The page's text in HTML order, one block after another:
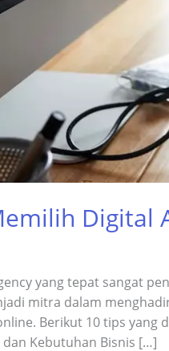
Digital
yang tepat sangat
mitra dalam
Berikut 10 tips yang
Kebutuhan Bisnis […]